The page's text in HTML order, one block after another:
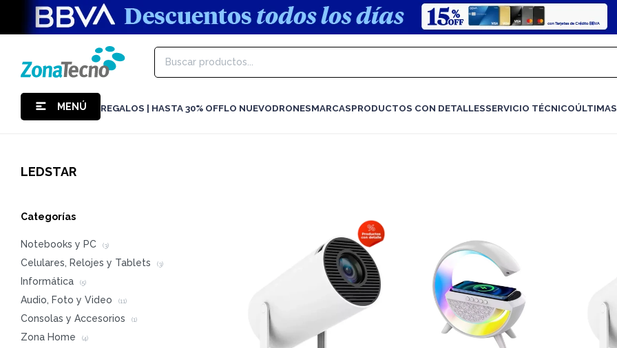
MENÚ REGALOS | HASTA 30% OFFLO NUEVODRONESMARCASPRODUCTOS CON DETALLESSERVICIO TÉCNICO
LEDSTAR
Categorías
Notebooks y PC (3)
Celulares, Relojes y Tablets (3)
Informática (5)
Audio, Foto y Video (11)
Consolas y Accesorios (1)
Zona Home (4)